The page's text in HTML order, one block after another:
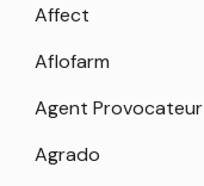
Affect
Aflofarm
Agent Provocateur
Agrado